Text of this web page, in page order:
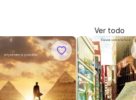
Ver todo